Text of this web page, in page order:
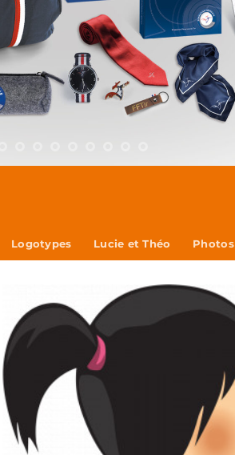
Logotypes Lucie et Théo Photos